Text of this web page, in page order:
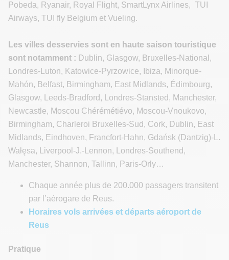
Pobeda, Ryanair, Royal Flight, SmartLynx Airlines, TUI
Airways, TUI fly Belgium et Vueling.
Les villes desservies sont en haute saison touristique
sont notamment : Dublin, Glasgow, Bruxelles-National,
Londres-Luton, Katowice-Pyrzowice, Ibiza, Minorque-
Mahón, Belfast, Birmingham, East Midlands, Édimbourg,
Glasgow, Leeds-Bradford, Londres-Stansted, Manchester,
Newcastle, Moscou Chérémétiévo, Moscou-Vnoukovo,
Birmingham, Charleroi Bruxelles-Sud, Cork, Dublin, East
Midlands, Eindhoven, Francfort-Hahn, Gdańsk (Dantzig)-L.
Wałęsa, Liverpool-J.-Lennon, Londres-Southend,
Manchester, Shannon, Tallinn, Paris-Orly…
Chaque année plus de 200.000 passagers transitent
par l’aérogare de Reus.
Horaires vols arrivées et départs aéroport de
Reus
Pratique